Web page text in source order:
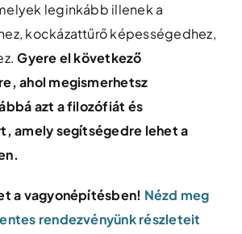
leginkább illenek a
kockázattűrő képességedhez,
Gyere el következő
ahol megismerhetsz
azt a filozófiát és
amely segítségedre lehet a
a vagyonépítésben! Nézd meg
rendezvényünk részleteit